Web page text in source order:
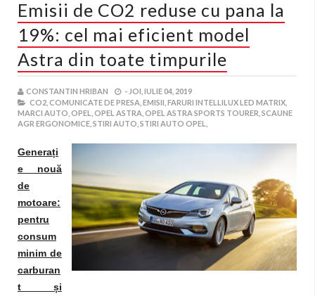
Emisii de CO2 reduse cu pana la
19%: cel mai eficient model
Astra din toate timpurile
CONSTANTIN HRIBAN - JOI, IULIE 04, 2019
CO2, COMUNICATE DE PRESA, EMISII, FARURI INTELLILUX LED MATRIX,
MARCI AUTO, OPEL, OPEL ASTRA, OPEL ASTRA SPORTS TOURER, SCAUNE
AGR ERGONOMICE, STIRI AUTO, STIRI AUTO OPEL,
Generați
e nouă
de
motoare:
pentru
consum
minim de
carburan
t și